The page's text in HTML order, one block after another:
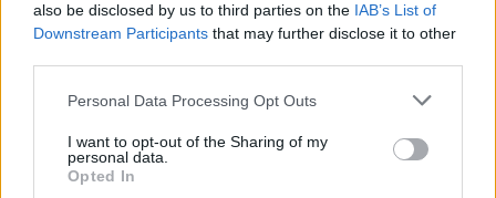
also be disclosed by us to third parties on the IAB’s List of
Downstream Participants that may further disclose it to other
Please note that this website/app uses one or more Google
not limited to your visit or usage behaviour. You may click to
grant or deny consent to Google and its third-party tags to
use your data for below specified purposes in below Google
Personal Data Processing Opt Outs
I want to opt-out of the Sharing of my
personal data.
Opted In